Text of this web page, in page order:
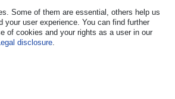
Some of them are essential, others help us
your user experience. You can find further
of cookies and your rights as a user in our
disclosure.
contract here Contact